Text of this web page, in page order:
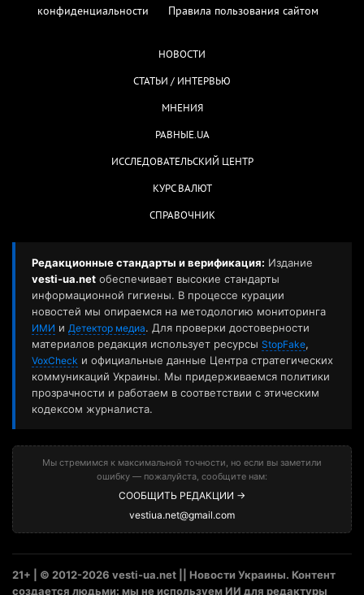
конфиденциальности
Правила пользования сайтом
НОВОСТИ
СТАТЬИ / ИНТЕРВЬЮ
МНЕНИЯ
РАВНЫЕ.UA
ИССЛЕДОВАТЕЛЬСКИЙ ЦЕНТР
КУРС ВАЛЮТ
СПРАВОЧНИК
Редакционные стандарты и верификация: Издание
vesti-ua.net обеспечивает высокие стандарты
информационной гигиены. В процессе курации
новостей мы опираемся на методологию мониторинга
ИМИ и Детектор медиа. Для проверки достоверности
материалов редакция использует ресурсы StopFake,
VoxCheck и официальные данные Центра стратегических
коммуникаций Украины. Мы придерживаемся политики
прозрачности и работаем в соответствии с этическим
кодексом журналиста.
Мы стремимся к максимальной точности, но если вы заметили
ошибку — пожалуйста, сообщите нам:
СООБЩИТЬ РЕДАКЦИИ →
vestiua.net@gmail.com
21+ | © 2012-2026 vesti-ua.net || Новости Украины. Контент
создается людьми: мы не используем ИИ для редактуры